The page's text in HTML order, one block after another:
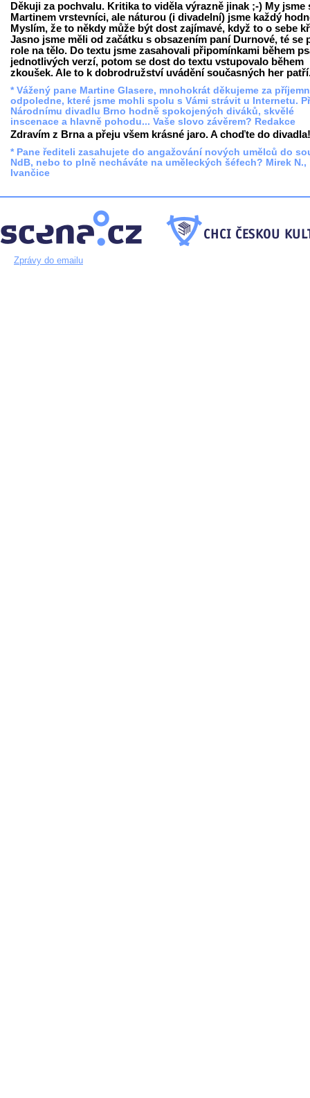
Děkuji za pochvalu. Kritika to viděla výrazně jinak ;-) My jsme
Martinem vrstevníci, ale náturou (i divadelní) jsme každý
Myslím, že to někdy může být dost zajímavé, když to o sebe
Jasno jsme měli od začátku s obsazením paní Durnové, té se
role na tělo. Do textu jsme zasahovali připomínkami během
jednotlivých verzí, potom se dost do textu vstupovalo během
zkoušek. Ale to k dobrodružství uvádění současných her
* Vážený pane Martine Glasere, mnohokrát děkujeme za
odpoledne, které jsme mohli spolu s Vámi strávit u Internetu.
Národnímu divadlu Brno hodně spokojených diváků, skvělé
inscenace a hlavně pohodu... Vaše slovo závěrem? Redakce
Zdravím z Brna a přeju všem krásné jaro. A choďte do divadla!
* Pane řediteli zasahujete do angažování nových umělců do
NdB, nebo to plně necháváte na uměleckých šéfech? Mirek N.,
Ivančice
Zprávy do emailu